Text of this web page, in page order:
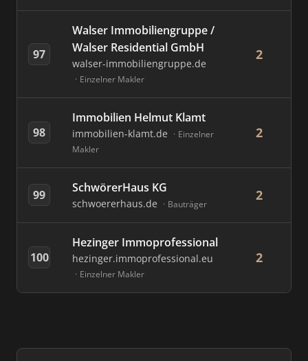
97
Walser Immobiliengruppe /
Walser Residential GmbH
walser-immobiliengruppe.de
Einzelner Makler
2
98
Immobilien Helmut Klamt
immobilien-klamt.de
Einzelner
Makler
2
99 SchwörerHaus KG
schwoererhaus.de Bauträger
2
100
Hezinger Immoprofessional
hezinger.immoprofessional.eu
Einzelner Makler
2